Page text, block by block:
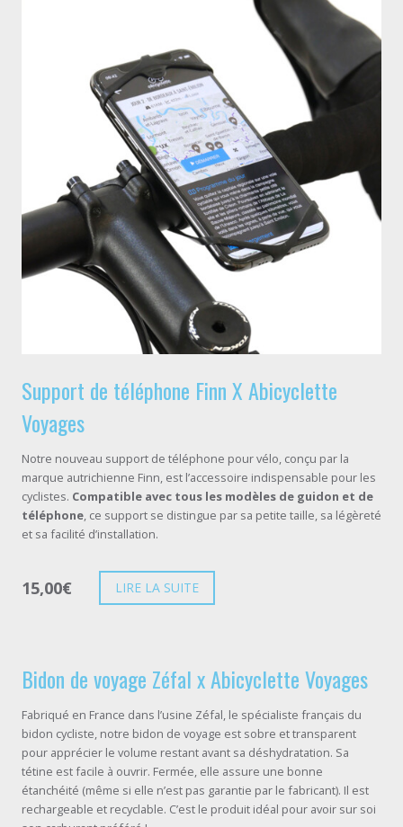
Support de téléphone Finn X Abicyclette
Voyages
Notre nouveau support de téléphone pour vélo, conçu par la
marque autrichienne Finn, est l’accessoire indispensable pour les
cyclistes. Compatible avec tous les modèles de guidon et de
téléphone, ce support se distingue par sa petite taille, sa légèreté
et sa facilité d’installation.
15,00€ LIRE LA SUITE
Bidon de voyage Zéfal x Abicyclette Voyages
Fabriqué en France dans l’usine Zéfal, le spécialiste français du
bidon cycliste, notre bidon de voyage est sobre et transparent
pour apprécier le volume restant avant sa déshydratation. Sa
tétine est facile à ouvrir. Fermée, elle assure une bonne
étanchéité (même si elle n’est pas garantie par le fabricant). Il est
rechargeable et recyclable. C’est le produit idéal pour avoir sur soi